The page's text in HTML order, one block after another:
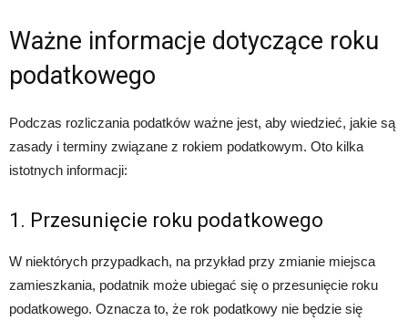
Ważne informacje dotyczące roku
podatkowego
Podczas rozliczania podatków ważne jest, aby wiedzieć, jakie są
zasady i terminy związane z rokiem podatkowym. Oto kilka
istotnych informacji:
1. Przesunięcie roku podatkowego
W niektórych przypadkach, na przykład przy zmianie miejsca
zamieszkania, podatnik może ubiegać się o przesunięcie roku
podatkowego. Oznacza to, że rok podatkowy nie będzie się